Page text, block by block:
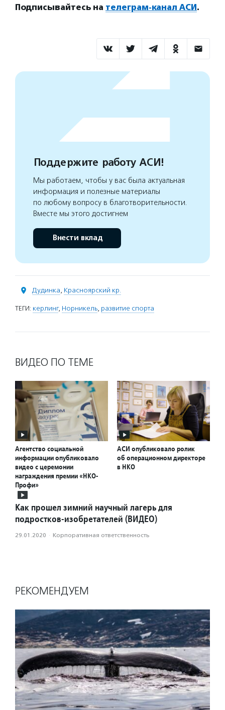
Подписывайтесь на телеграм-канал АСИ.
Поддержите работу АСИ!
Мы работаем, чтобы у вас была актуальная
информация и полезные материалы
по любому вопросу в благотворительности.
Вместе мы этого достигнем
Внести вклад
Дудинка, Красноярский кр.
ТЕГИ: керлинг, Норникель, развитие спорта
ВИДЕО ПО ТЕМЕ
Агентство социальной
информации опубликовало
видео с церемонии
награждения премии «НКО-
Профи»
АСИ опубликовало ролик
об операционном директоре
в НКО
Как прошел зимний научный лагерь для
подростков-изобретателей (ВИДЕО)
29.01.2020 · Корпоративная ответственность
РЕКОМЕНДУЕМ